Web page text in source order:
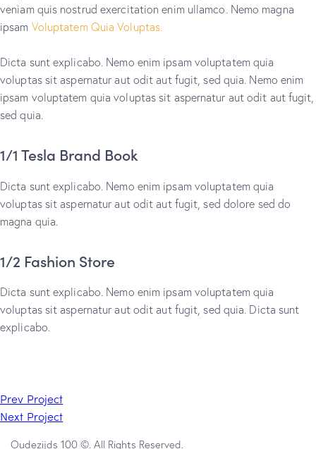
veniam quis nostrud exercitation enim ullamco. Nemo magna
ipsam Voluptatem Quia Voluptas.
Dicta sunt explicabo. Nemo enim ipsam voluptatem quia
voluptas sit aspernatur aut odit aut fugit, sed quia. Nemo enim
ipsam voluptatem quia voluptas sit aspernatur aut odit aut fugit,
sed quia.
1/1 Tesla Brand Book
Dicta sunt explicabo. Nemo enim ipsam voluptatem quia
voluptas sit aspernatur aut odit aut fugit, sed dolore sed do
magna quia.
1/2 Fashion Store
Dicta sunt explicabo. Nemo enim ipsam voluptatem quia
voluptas sit aspernatur aut odit aut fugit, sed quia. Dicta sunt
explicabo.
Prev Project
Next Project
Oudezijds 100 ©. All Rights Reserved.